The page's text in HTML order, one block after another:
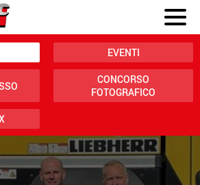
EVENTI
CONCORSO
FOTOGRAFICO